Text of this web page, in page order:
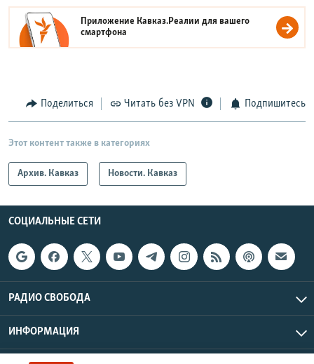
Приложение Кавказ.Реалии для вашего
смартфона
Поделиться Читать без VPN Подпишитесь
Этот контент также в категориях
Архив. Кавказ Новости. Кавказ
СОЦИАЛЬНЫЕ СЕТИ
РАДИО СВОБОДА
ИНФОРМАЦИЯ